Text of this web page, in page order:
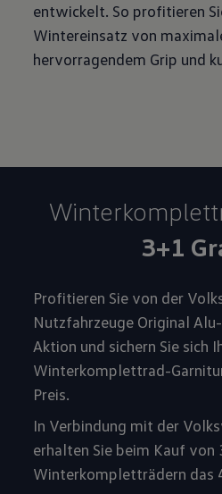
entwickelt. So profitieren
Wintereinsatz von
hervorragendem Grip und
3+1
Profitieren Sie von der
Nutzfahrzeuge Original
Aktion und sichern Sie sich
Winterkomplettrad-
Preis.
In Verbindung mit der
erhalten Sie beim Kauf von
Winterkompletträdern das